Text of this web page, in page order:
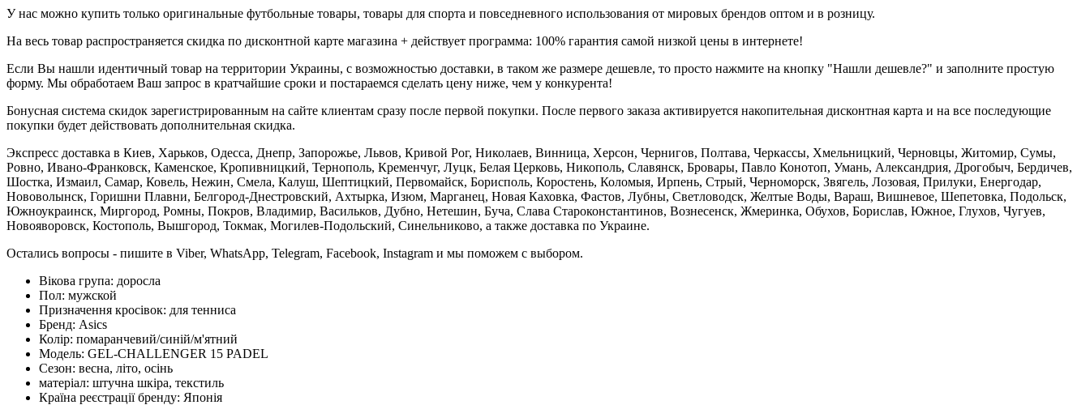
У нас можно купить только оригинальные футбольные товары, товары для спорта и повседневного использования от мировых брендов оптом и в розницу.
На весь товар распространяется скидка по дисконтной карте магазина + действует программа: 100% гарантия самой низкой цены в интернете!
Если Вы нашли идентичный товар на территории Украины, с возможностью доставки, в таком же размере дешевле, то просто нажмите на кнопку "Нашли дешевле?" и заполните простую
форму. Мы обработаем Ваш запрос в кратчайшие сроки и постараемся сделать цену ниже, чем у конкурента!
Бонусная система скидок зарегистрированным на сайте клиентам сразу после первой покупки. После первого заказа активируется накопительная дисконтная карта и на все последующие
покупки будет действовать дополнительная скидка.
Экспресс доставка в Киев, Харьков, Одесса, Днепр, Запорожье, Львов, Кривой Рог, Николаев, Винница, Херсон, Чернигов, Полтава, Черкассы, Хмельницкий, Черновцы, Житомир, Сумы,
Ровно, Ивано-Франковск, Каменское, Кропивницкий, Тернополь, Кременчуг, Луцк, Белая Церковь, Никополь, Славянск, Бровары, Павло Конотоп, Умань, Александрия, Дрогобыч, Бердичев,
Шостка, Измаил, Самар, Ковель, Нежин, Смела, Калуш, Шептицкий, Первомайск, Борисполь, Коростень, Коломыя, Ирпень, Стрый, Черноморск, Звягель, Лозовая, Прилуки, Енергодар,
Нововолынск, Горишни Плавни, Белгород-Днестровский, Ахтырка, Изюм, Марганец, Новая Каховка, Фастов, Лубны, Светловодск, Желтые Воды, Вараш, Вишневое, Шепетовка, Подольск,
Южноукраинск, Миргород, Ромны, Покров, Владимир, Васильков, Дубно, Нетешин, Буча, Слава Староконстантинов, Вознесенск, Жмеринка, Обухов, Борислав, Южное, Глухов, Чугуев,
Новояворовск, Костополь, Вышгород, Токмак, Могилев-Подольский, Синельниково, а также доставка по Украине.
Остались вопросы - пишите в Viber, WhatsApp, Telegram, Facebook, Instagram и мы поможем с выбором.
Вікова група: доросла
Пол: мужской
Призначення кросівок: для тенниса
Бренд: Asics
Колір: помаранчевий/синій/м'ятний
Модель: GEL-CHALLENGER 15 PADEL
Сезон: весна, літо, осінь
матеріал: штучна шкіра, текстиль
Країна реєстрації бренду: Японія